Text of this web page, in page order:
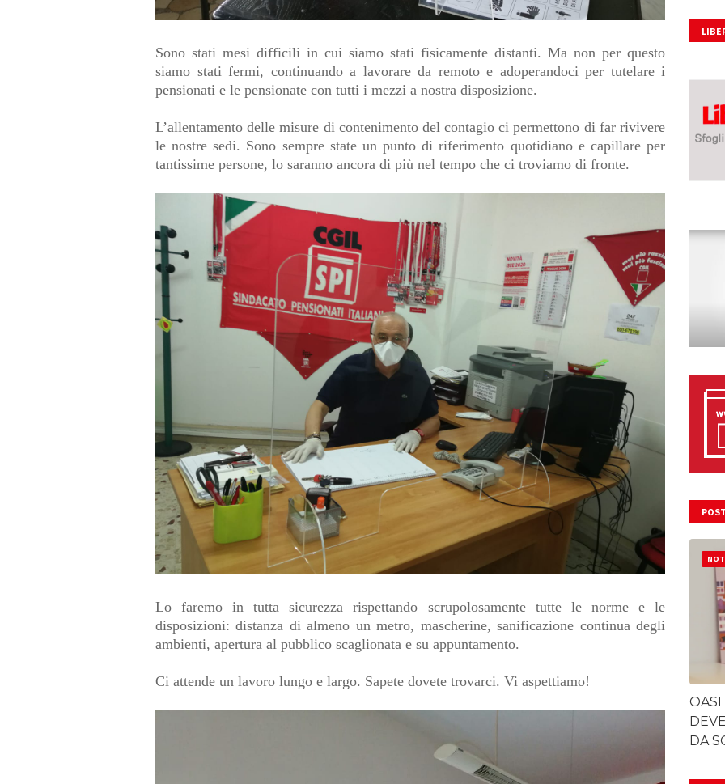
Sono stati mesi difficili in cui siamo stati fisicamente distanti. Ma non per questo
siamo stati fermi, continuando a lavorare da remoto e adoperandoci per tutelare i
pensionati e le pensionate con tutti i mezzi a nostra disposizione.
L’allentamento delle misure di contenimento del contagio ci permettono di far rivivere
le nostre sedi. Sono sempre state un punto di riferimento quotidiano e capillare per
tantissime persone, lo saranno ancora di più nel tempo che ci troviamo di fronte.
Lo faremo in tutta sicurezza rispettando scrupolosamente tutte le norme e le
disposizioni: distanza di almeno un metro, mascherine, sanificazione continua degli
ambienti, apertura al pubblico scaglionata e su appuntamento.
Ci attende un lavoro lungo e largo. Sapete dovete trovarci. Vi aspettiamo!
DA